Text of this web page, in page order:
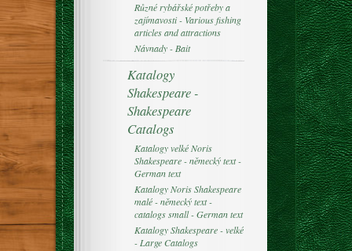
Různé rybářské potřeby a
zajímavosti - Various fishing
articles and attractions
Návnady - Bait
Katalogy
Shakespeare -
Shakespeare
Catalogs
Katalogy velké Noris
Shakespeare - německý text -
German text
Katalogy Noris Shakespeare
malé - německý text -
catalogs small - German text
Katalogy Shakespeare - velké
- Large Catalogs